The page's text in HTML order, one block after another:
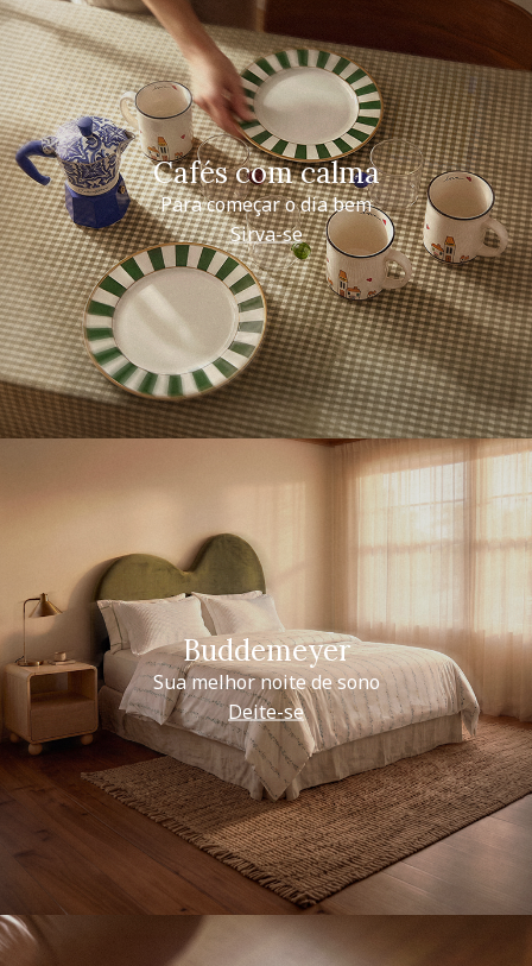
Cafés com calma
Para começar o dia bem
Sirva-se
Buddemeyer
Sua melhor noite de sono
Deite-se